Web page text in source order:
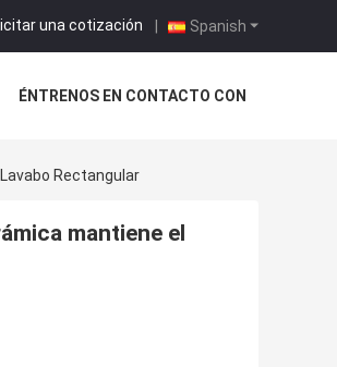
Spanish
una cotización |
ÉNTRENOS EN CONTACTO CON
Rectangular
mantiene el